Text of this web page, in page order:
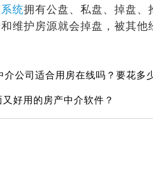
统拥有公盘、私盘、掉盘
维护房源就会掉盘，被其
公司适合用房在线吗？要花多
好用的房产中介软件？